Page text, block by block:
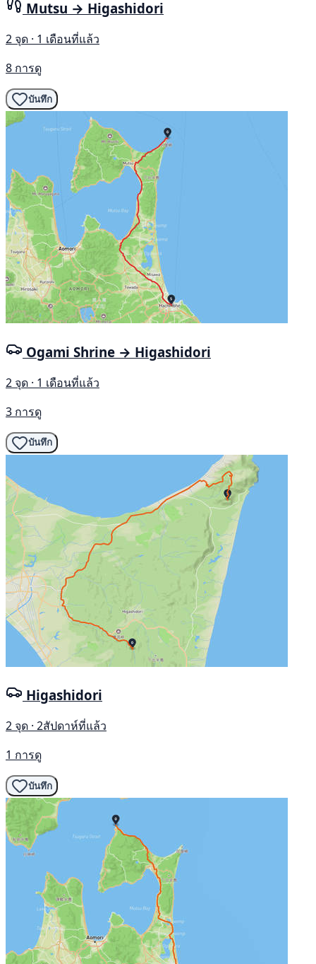
Mutsu → Higashidori
2 จุด · 1 เดือนที่แล้ว
8 การดู
บันทึก
Ogami Shrine → Higashidori
2 จุด · 1 เดือนที่แล้ว
3 การดู
บันทึก
Higashidori
2 จุด · 2สัปดาห์ที่แล้ว
1 การดู
บันทึก